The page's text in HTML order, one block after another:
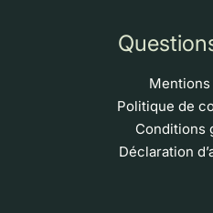
Politique de
Conditions
Déclaration